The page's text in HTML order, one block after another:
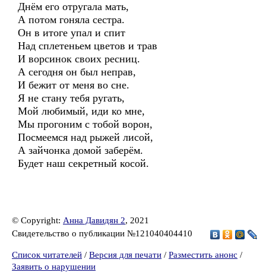
Днём его отругала мать,
А потом гоняла сестра.
Он в итоге упал и спит
Над сплетеньем цветов и трав
И ворсинок своих ресниц.
А сегодня он был неправ,
И бежит от меня во сне.
Я не стану тебя ругать,
Мой любимый, иди ко мне,
Мы прогоним с тобой ворон,
Посмеемся над рыжей лисой,
А зайчонка домой заберём.
Будет наш секретный косой.
© Copyright: Анна Давидян 2, 2021
Свидетельство о публикации №121040404410
Список читателей / Версия для печати / Разместить анонс /
Заявить о нарушении